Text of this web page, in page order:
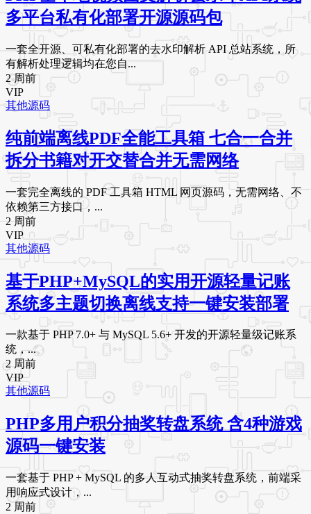
多平台私有化部署开源源码包
一套全开源、可私有化部署的去水印解析 API 总站系统，所
有解析处理逻辑均在您自...
2 周前
VIP
其他源码
纯前端离线PDF全能工具箱 七合一合并
拆分书籍对开交替合并无需网络
一套完全离线的 PDF 工具箱 HTML 网页源码，无需网络、不
依赖第三方接口，...
2 周前
VIP
其他源码
基于PHP+MySQL的实用开源轻量记账
系统多主题切换离线支持一键安装部署
一款基于 PHP 7.0+ 与 MySQL 5.6+ 开发的开源轻量级记账系
统，...
2 周前
VIP
其他源码
PHP多用户积分抽奖转盘系统 含4种游戏
源码一键安装
一套基于 PHP + MySQL 的多人互动式抽奖转盘系统，前端采
用响应式设计，...
2 周前